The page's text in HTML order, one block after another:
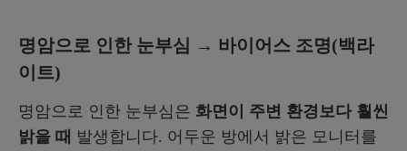
명암으로 인한 눈부심 → 바이어스 조명(백라
이트)
명암으로 인한 눈부심은 화면이 주변 환경보다 훨씬
밝을 때 발생합니다. 어두운 방에서 밝은 모니터를